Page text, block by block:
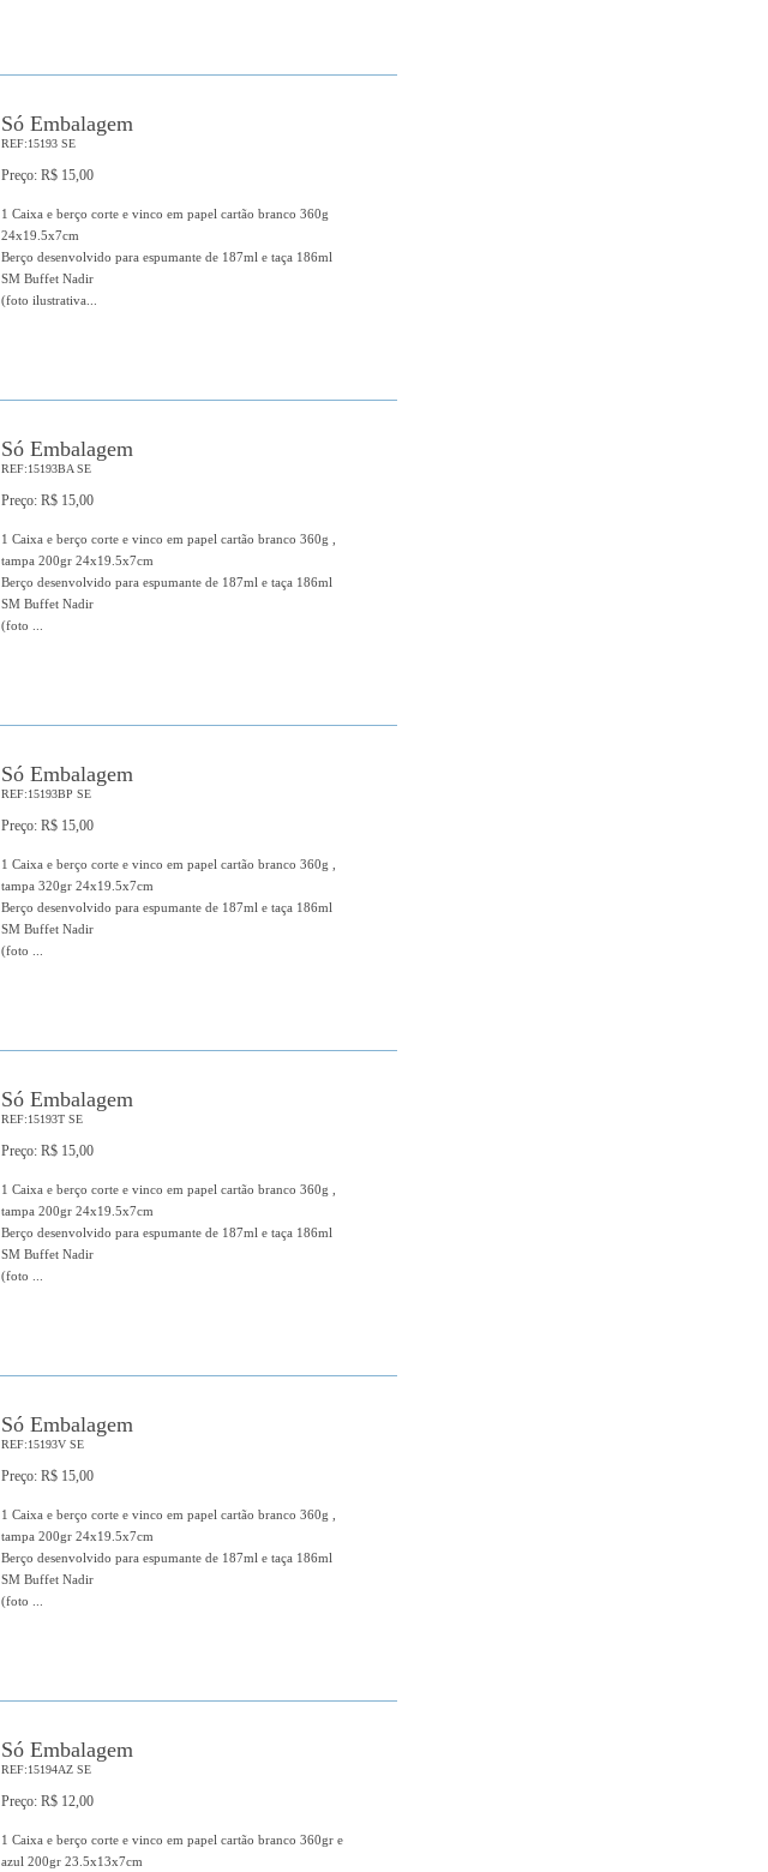
Só Embalagem
REF:15193 SE
Preço: R$ 15,00
1 Caixa e berço corte e vinco em papel cartão branco 360g
24x19.5x7cm
Berço desenvolvido para espumante de 187ml e taça 186ml
SM Buffet Nadir
(foto ilustrativa...
Só Embalagem
REF:15193BA SE
Preço: R$ 15,00
1 Caixa e berço corte e vinco em papel cartão branco 360g ,
tampa 200gr 24x19.5x7cm
Berço desenvolvido para espumante de 187ml e taça 186ml
SM Buffet Nadir
(foto ...
Só Embalagem
REF:15193BP SE
Preço: R$ 15,00
1 Caixa e berço corte e vinco em papel cartão branco 360g ,
tampa 320gr 24x19.5x7cm
Berço desenvolvido para espumante de 187ml e taça 186ml
SM Buffet Nadir
(foto ...
Só Embalagem
REF:15193T SE
Preço: R$ 15,00
1 Caixa e berço corte e vinco em papel cartão branco 360g ,
tampa 200gr 24x19.5x7cm
Berço desenvolvido para espumante de 187ml e taça 186ml
SM Buffet Nadir
(foto ...
Só Embalagem
REF:15193V SE
Preço: R$ 15,00
1 Caixa e berço corte e vinco em papel cartão branco 360g ,
tampa 200gr 24x19.5x7cm
Berço desenvolvido para espumante de 187ml e taça 186ml
SM Buffet Nadir
(foto ...
Só Embalagem
REF:15194AZ SE
Preço: R$ 12,00
1 Caixa e berço corte e vinco em papel cartão branco 360gr e
azul 200gr 23.5x13x7cm